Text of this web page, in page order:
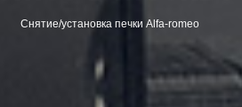
Снятие/установка печки Alfa-romeo